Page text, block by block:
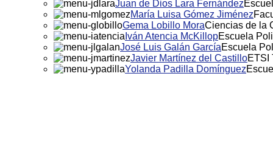
Juan de Dios Lara Fernández
María Luisa Gómez Jiménez
Gema Lobillo MoraCiencias de la
Iván Atencia McKillopEscuela
José Luis Galán GarcíaEscuela
Javier Martínez del CastilloETSI
Yolanda Padilla Domínguez